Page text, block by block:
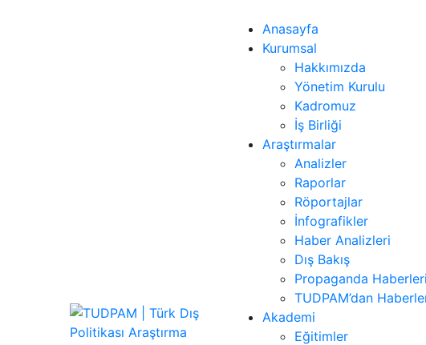
Anasayfa
Kurumsal
Hakkımızda
Yönetim Kurulu
Kadromuz
İş Birliği
Araştırmalar
Analizler
Raporlar
Röportajlar
İnfografikler
Haber Analizleri
Dış Bakış
Propaganda Haberleri
TUDPAM’dan
Akademi
Eğitimler